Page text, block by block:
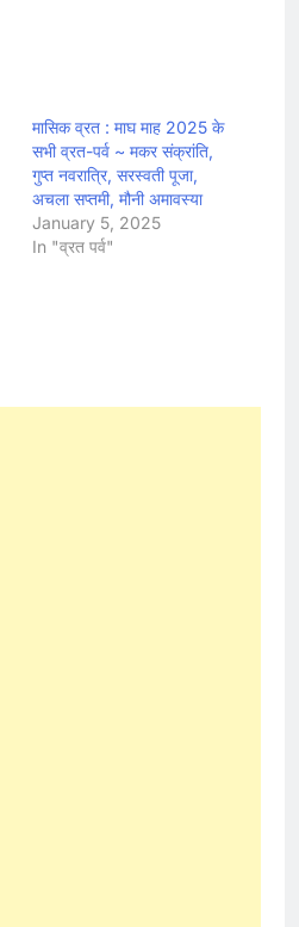
मासिक व्रत : माघ माह 2025 के
सभी व्रत-पर्व ~ मकर संक्रांति,
गुप्त नवरात्रि, सरस्वती पूजा,
अचला सप्तमी, मौनी अमावस्या
January 5, 2025
In "व्रत पर्व"